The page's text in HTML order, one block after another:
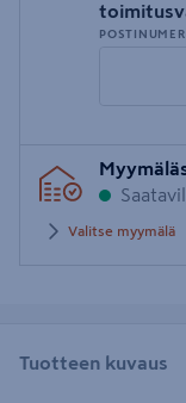
Valitse myymälä
Tuotteen kuvaus